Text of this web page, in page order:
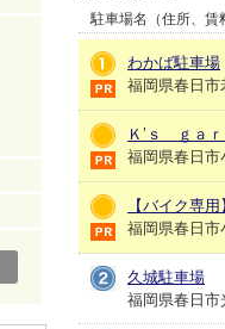
駐車場名（住所、賃
わかば駐車場
福岡県春日市
Ｋ’ｓ ｇａｒ
福岡県春日市
【バイク専
福岡県春日市
久城駐車場
福岡県春日